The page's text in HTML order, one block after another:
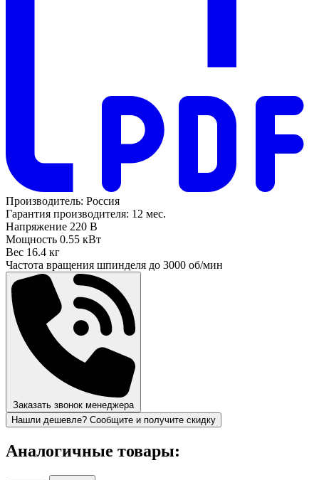
Производитель: Россия
Гарантия производителя: 12 мес.
Напряжение 220 В
Мощность 0.55 кВт
Вес 16.4 кг
Частота вращения шпинделя до 3000 об/мин
Заказать звонок менеджера
Нашли дешевле? Сообщите и получите скидку
Аналогичные товары: